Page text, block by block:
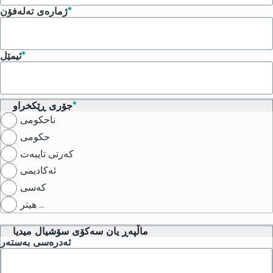
ژمارەی تەلەفۆن
ئیمێل
جۆری ڕێکخراو
ناحکومی
حکومی
کەرتی تایبەت
ئەکادیمی
کەسی
هیتر ...
ماڵپەڕ یان سەکۆی سۆشیال میدیا
ئەدرەسی بەستەر